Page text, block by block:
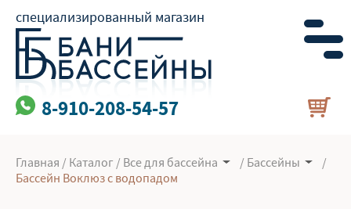
специализированный магазин
8-910-208-54-57
Главная / Каталог / Все для бассейна / Бaссейны
/
Бассейн Воклюз с водопадом